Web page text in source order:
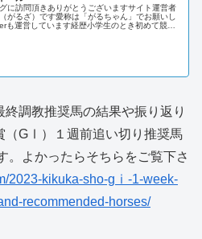
に訪問頂きありがとうございますサイト運営者
がるざ）です愛称は「がるちゃん」でお願いし
も運営しています経歴小学生のとき初めて競馬
調教推奨馬の結果や振り返り
GⅠ）１週前追い切り推奨馬
。よかったらそちらをご覧下さ
2023-kikuka-sho-gⅰ-1-week-
recommended-horses/